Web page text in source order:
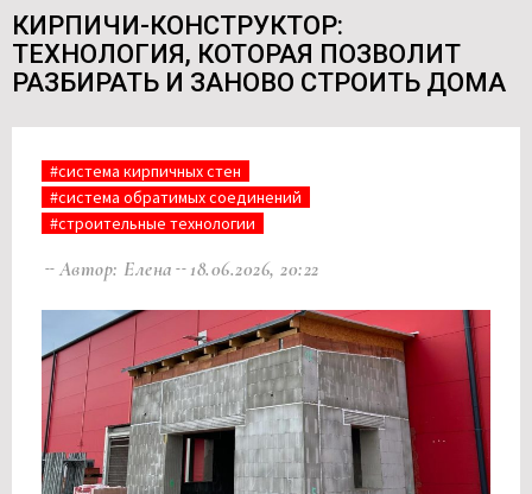
КИРПИЧИ-КОНСТРУКТОР:
ТЕХНОЛОГИЯ, КОТОРАЯ ПОЗВОЛИТ
РАЗБИРАТЬ И ЗАНОВО СТРОИТЬ ДОМА
#система кирпичных стен
#система обратимых соединений
#строительные технологии
Автор: Елена 18.06.2026, 20:22